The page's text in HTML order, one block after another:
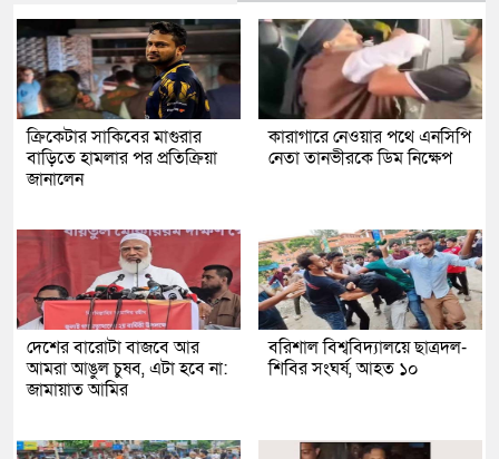
ক্রিকেটার সাকিবের মাগুরার
বাড়িতে হামলার পর প্রতিক্রিয়া
জানালেন
কারাগারে নেওয়ার পথে এনসিপি
নেতা তানভীরকে ডিম নিক্ষেপ
দেশের বারোটা বাজবে আর
আমরা আঙুল চুষব, এটা হবে না:
জামায়াত আমির
বরিশাল বিশ্ববিদ্যালয়ে ছাত্রদল-
শিবির সংঘর্ষ, আহত ১০